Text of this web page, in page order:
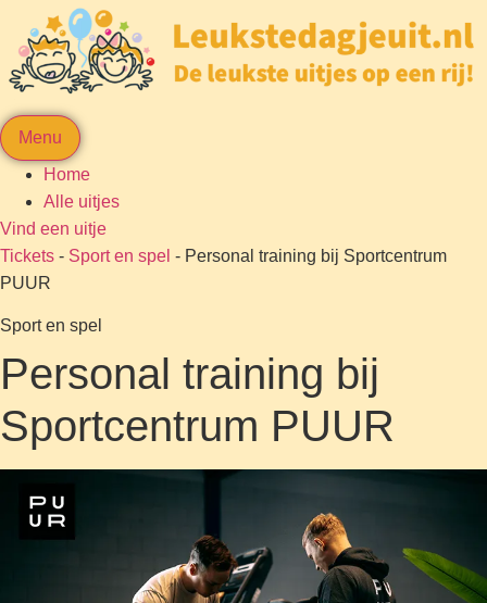
Menu
Home
Alle uitjes
Vind een uitje
Tickets - Sport en spel - Personal training bij Sportcentrum
PUUR
Sport en spel
Personal training bij
Sportcentrum PUUR